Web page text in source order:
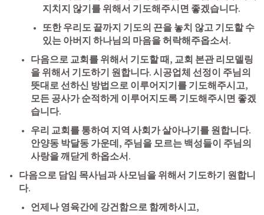
지치지 않기를 위해서 기도해주시면 좋겠습니다.
또한 우리도 끝까지 기도의 끈을 놓치 않고 기도할 수
있는 아버지 하나님의 마음을 허락해주옵소서.
다음으로 교회를 위해서 기도할 때, 교회 본관 리모델링
을 위해서 기도하기 원합니다. 시공업체 선정이 주님의
뜻대로 선하신 방법으로 이루어지기를 기도해주시고,
모든 공사가 순적하게 이루어지도록 기도해주시면 좋겠
습니다.
우리 교회를 통하여 지역 사회가 살아나기를 원합니다.
안양동 박달동 가운데, 주님을 모르는 백성들이 주님의
사랑을 깨닫게 하옵소서.
다음으로 담임 목사님과 사모님을 위해서 기도하기 원합니
다.
언제나 영육간에 강건함으로 함께하시고,